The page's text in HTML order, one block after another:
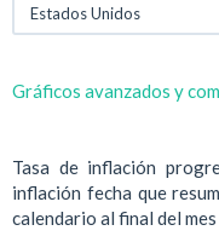
Gráficos avanzados y
Tasa de inflación
inflación fecha que
calendario al final del